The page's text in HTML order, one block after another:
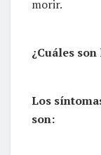
morir.
¿Cuáles
Los
son: